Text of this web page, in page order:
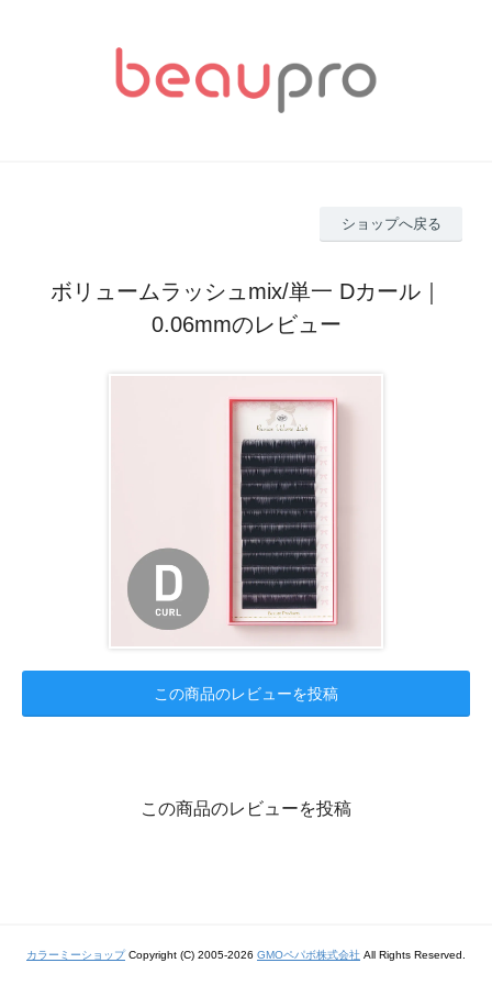
ショップへ戻る
ボリュームラッシュmix/単一 Dカール｜
0.06mmのレビュー
この商品のレビューを投稿
この商品のレビューを投稿
カラーミーショップCopyright (C) 2005-2026 GMOペパボ株式会社 All Rights Reserved.